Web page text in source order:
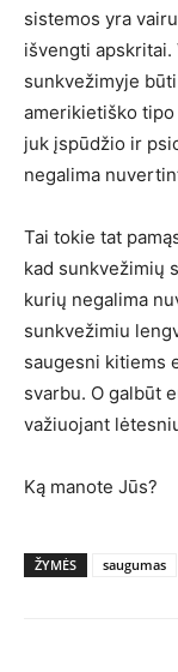
sistemos yra
išvengti
sunkvežimyje
amerikietiško
juk įspūdžio ir
negalima
Tai tokie tat
kad sunkvežimių
kurių negalima
sunkvežimiu
saugesni kitiems
svarbu. O galbūt
važiuojant
Ką manote Jūs?
ŽYMĖS saugumas